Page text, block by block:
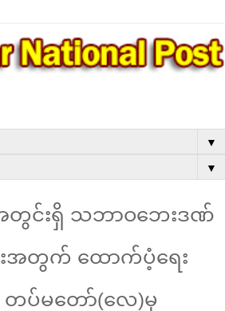
▼
▼
တွင်းရှိ သဘာဝဘေးဒဏ်
အတွက် ထောက်ပံ့ရေး
း တပ်မတော်(လေ)မှ